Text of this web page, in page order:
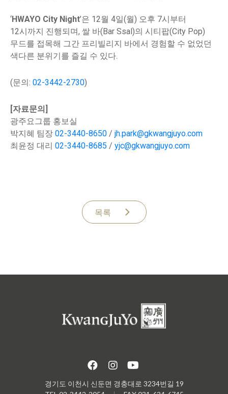
‘HWAYO City Night’은 12월 4일(월) 오후 7시부터
12시까지 진행되며, 쌀 바(Bar Ssal)의 시티팝(City Pop)
무드를 접목해 그간 프리빌리지 바에서 경험할 수 없었던
색다른 분위기를 즐길 수 있다.
(문의: 02-3442-2730)
[자료문의]
광주요그룹 홍보실
박지혜 팀장 02-3440-8650 / jh.park@gkwangjuyo.com
최윤정 대리 02-3440-8685 / yjc@gkwangjuyo.com
목록
경기도 이천시 신둔면 경충대로 3234번길 19